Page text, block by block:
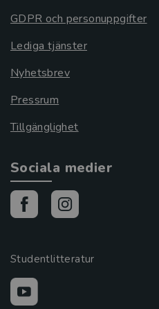
GDPR och personuppgifter
Lediga tjänster
Nyhetsbrev
Pressrum
Tillgänglighet
Sociala medier
Studentlitteratur